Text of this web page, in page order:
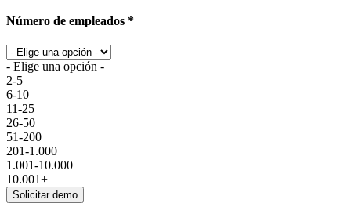
Número de empleados *
- Elige una opción -
2-5
6-10
11-25
26-50
51-200
201-1.000
1.001-10.000
10.001+